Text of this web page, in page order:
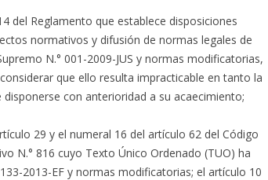
del Reglamento que establece disposiciones
normativos y difusión de normas legales de
N.° 001-2009-JUS y normas modificatorias,
que ello resulta impracticable en tanto la
con anterioridad a su acaecimiento;
29 y el numeral 16 del artículo 62 del Código
N.° 816 cuyo Texto Único Ordenado (TUO) ha
2013-EF y normas modificatorias; el artículo 10